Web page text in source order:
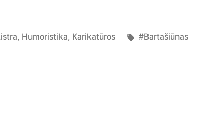
, Humoristika, Karikatūros Tags:
#Bartašiūnas